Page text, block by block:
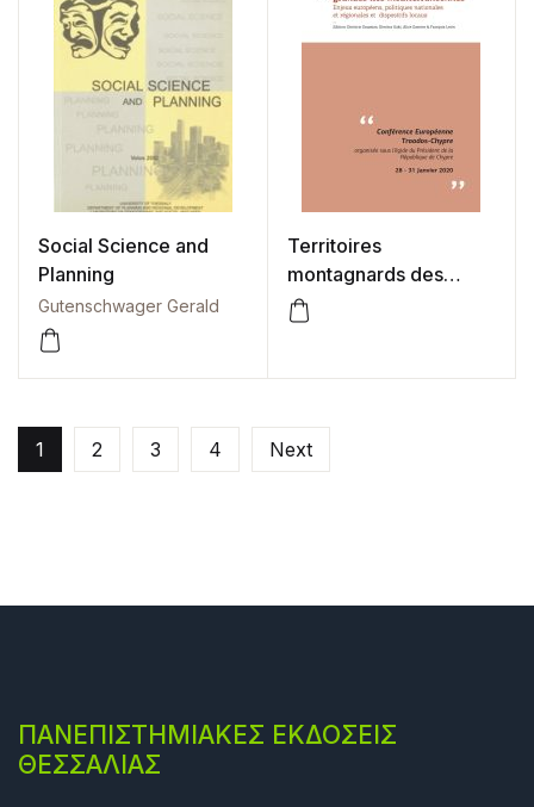
Social Science and
Planning
Gutenschwager Gerald
Territoires
montagnards des
grandes iles
1 2 3 4 Next
ΠΑΝΕΠΙΣΤΗΜΙΑΚΕΣ ΕΚΔΟΣΕΙΣ
ΘΕΣΣΑΛΙΑΣ